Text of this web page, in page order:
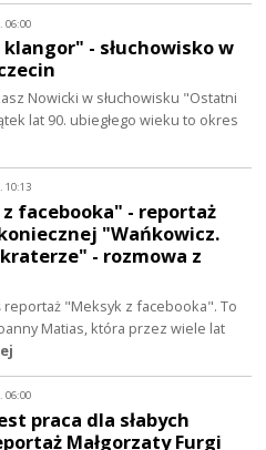
06:00
- słuchowisko w
Nowicki w słuchowisku "Ostatni
lat 90. ubiegłego wieku to okres
10:13
facebooka" - reportaż
"Wańkowicz.
- rozmowa z
"Meksyk z facebooka". To
Matias, która przez wiele lat
06:00
praca dla słabych
Małgorzaty Furgi